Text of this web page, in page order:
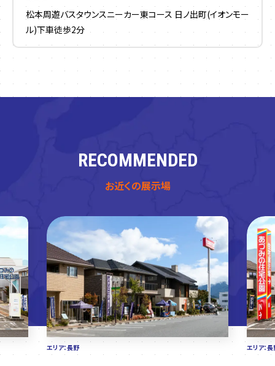
松本周遊バスタウンスニーカー東コース 日ノ出町(イオンモー
ル)下車徒歩2分
RECOMMENDED
お近くの展示場
エリア：長野 エリア：